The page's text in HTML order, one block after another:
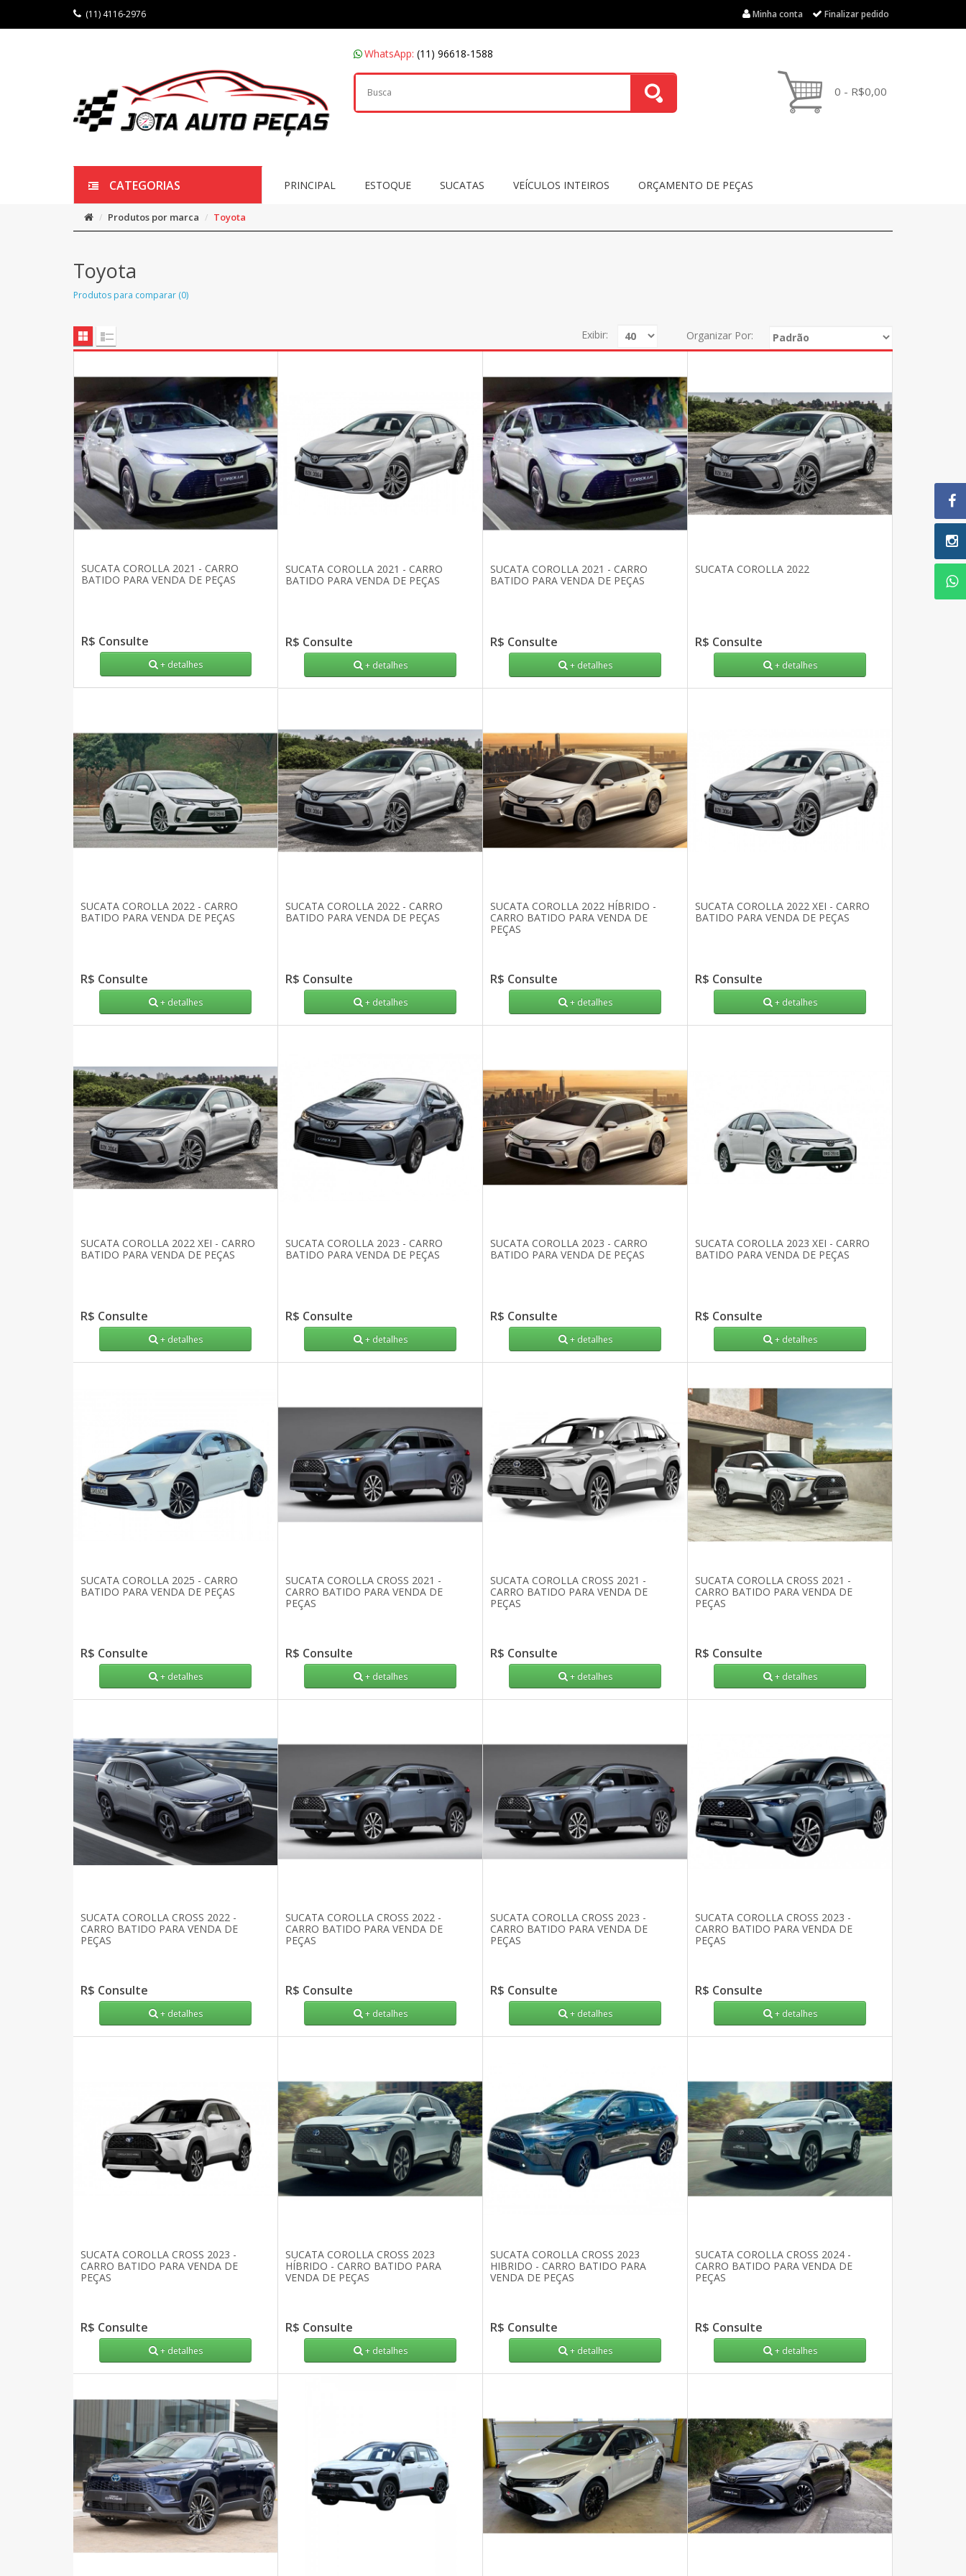
(11) 4116-2976 Minha conta Finalizar pedido
WhatsApp: (11) 96618-1588
0 - R$0,00
CATEGORIAS PRINCIPAL ESTOQUE SUCATAS VEÍCULOS INTEIROS ORÇAMENTO DE PEÇAS
Produtos por marca Toyota
Toyota
Produtos para comparar (0)
Organizar Por:
Exibir:
SUCATA COROLLA 2021 - CARRO
BATIDO PARA VENDA DE PEÇAS
R$ Consulte
+ detalhes
SUCATA COROLLA 2021 - CARRO
BATIDO PARA VENDA DE PEÇAS
R$ Consulte
+ detalhes
SUCATA COROLLA 2021 - CARRO
BATIDO PARA VENDA DE PEÇAS
R$ Consulte
+ detalhes
SUCATA COROLLA 2022
R$ Consulte
+ detalhes
SUCATA COROLLA 2022 - CARRO
BATIDO PARA VENDA DE PEÇAS
R$ Consulte
+ detalhes
SUCATA COROLLA 2022 - CARRO
BATIDO PARA VENDA DE PEÇAS
R$ Consulte
+ detalhes
SUCATA COROLLA 2022 HÍBRIDO -
CARRO BATIDO PARA VENDA DE
PEÇAS
R$ Consulte
+ detalhes
SUCATA COROLLA 2022 XEI - CARRO
BATIDO PARA VENDA DE PEÇAS
R$ Consulte
+ detalhes
SUCATA COROLLA 2022 XEI - CARRO
BATIDO PARA VENDA DE PEÇAS
R$ Consulte
+ detalhes
SUCATA COROLLA 2023 - CARRO
BATIDO PARA VENDA DE PEÇAS
R$ Consulte
+ detalhes
SUCATA COROLLA 2023 - CARRO
BATIDO PARA VENDA DE PEÇAS
R$ Consulte
+ detalhes
SUCATA COROLLA 2023 XEI - CARRO
BATIDO PARA VENDA DE PEÇAS
R$ Consulte
+ detalhes
SUCATA COROLLA 2025 - CARRO
BATIDO PARA VENDA DE PEÇAS
R$ Consulte
+ detalhes
SUCATA COROLLA CROSS 2021 -
CARRO BATIDO PARA VENDA DE
PEÇAS
R$ Consulte
+ detalhes
SUCATA COROLLA CROSS 2021 -
CARRO BATIDO PARA VENDA DE
PEÇAS
R$ Consulte
+ detalhes
SUCATA COROLLA CROSS 2021 -
CARRO BATIDO PARA VENDA DE
PEÇAS
R$ Consulte
+ detalhes
SUCATA COROLLA CROSS 2022 -
CARRO BATIDO PARA VENDA DE
PEÇAS
R$ Consulte
+ detalhes
SUCATA COROLLA CROSS 2022 -
CARRO BATIDO PARA VENDA DE
PEÇAS
R$ Consulte
+ detalhes
SUCATA COROLLA CROSS 2023 -
CARRO BATIDO PARA VENDA DE
PEÇAS
R$ Consulte
+ detalhes
SUCATA COROLLA CROSS 2023 -
CARRO BATIDO PARA VENDA DE
PEÇAS
R$ Consulte
+ detalhes
SUCATA COROLLA CROSS 2023 -
CARRO BATIDO PARA VENDA DE
PEÇAS
R$ Consulte
+ detalhes
SUCATA COROLLA CROSS 2023
HÍBRIDO - CARRO BATIDO PARA
VENDA DE PEÇAS
R$ Consulte
+ detalhes
SUCATA COROLLA CROSS 2023
HIBRIDO - CARRO BATIDO PARA
VENDA DE PEÇAS
R$ Consulte
+ detalhes
SUCATA COROLLA CROSS 2024 -
CARRO BATIDO PARA VENDA DE
PEÇAS
R$ Consulte
+ detalhes